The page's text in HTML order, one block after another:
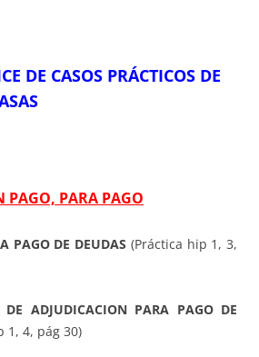
DE CASOS PRÁCTICOS DE
PAGO, PARA PAGO
PAGO DE DEUDAS (Práctica hip 1, 3,
DE ADJUDICACION PARA PAGO DE
1, 4, pág 30)